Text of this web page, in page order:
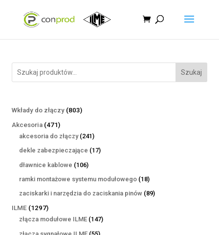
Szukaj
Wkłady do złączy 803803
Akcesoria 471471
produktów
akcesoria do złączy 241241
produktów
dekle zabezpieczające 1717
dławnice kablowe 106106
produktów
ramki montażowe systemu modułowego 1818
produktów
zaciskarki i narzędzia do zaciskania pinów 8989
ILME 12971297
produktów
złącza modułowe ILME 147147
55